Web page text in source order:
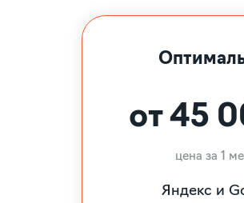
от 45
цена за 1
Яндекс и